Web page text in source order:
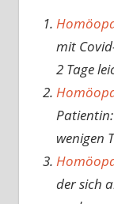
mit
2 Tage
wenigen
der sich